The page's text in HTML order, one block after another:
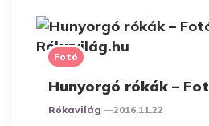
Fotó
Hunyorgó rókák –
Posted
Rókavilág 2016.11.22